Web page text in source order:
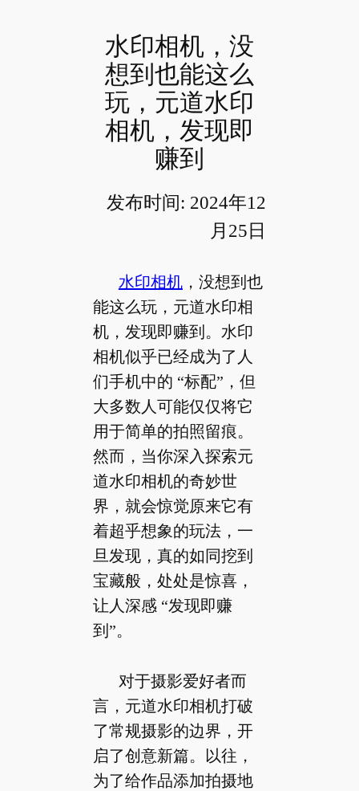
水印相机，没
想到也能这么
玩，元道水印
相机，发现即
赚到
发布时间: 2024年12
月25日
水印相机，没想到也
能这么玩，元道水印相
机，发现即赚到。水印
相机似乎已经成为了人
们手机中的 “标配”，但
大多数人可能仅仅将它
用于简单的拍照留痕。
然而，当你深入探索元
道水印相机的奇妙世
界，就会惊觉原来它有
着超乎想象的玩法，一
旦发现，真的如同挖到
宝藏般，处处是惊喜，
让人深感 “发现即赚
到”。
对于摄影爱好者而
言，元道水印相机打破
了常规摄影的边界，开
启了创意新篇。以往，
为了给作品添加拍摄地